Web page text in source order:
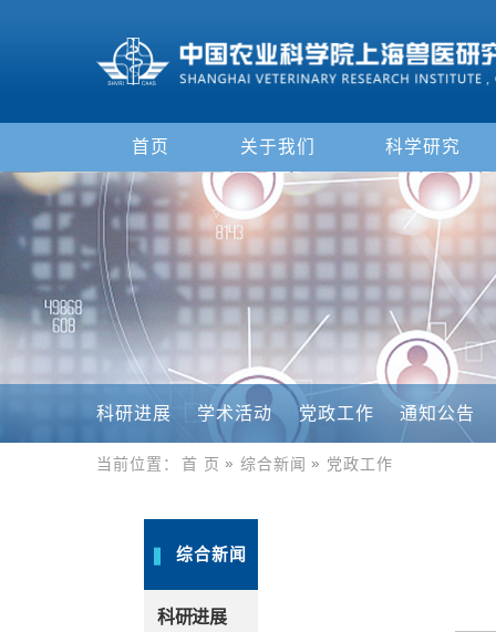
首页 关于我们 科学研究
科研进展 学术活动 党政工作 通知公告
当前位置： 首 页 综合新闻 党政工作
综合新闻
科研进展